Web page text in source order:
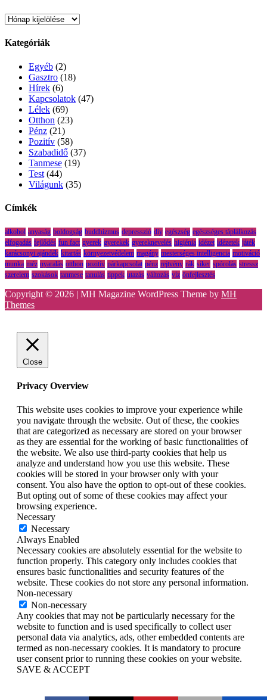
Archívum
Kategóriák
Egyéb (2)
Gasztro (18)
Hírek (6)
Kapcsolatok (47)
Lélek (69)
Otthon (23)
Pénz (21)
Pozitív (58)
Szabadidő (37)
Tanmese (19)
Test (44)
Világunk (35)
Címkék
alkohol anyaság boldogság buddhizmus depresszió diy egészség egészséges táplálkozás
elfogadás fejlődés fun fact gyerek gyerekek gyereknevelés higiénia idézet idézetek játék
karácsonyi ajándék kitartás környezetvédelem magány mesterséges intelligencia motiváció
munka méz nyaralás otthon pozitív párkapcsolat pénz rejtvény rák siker spórolás stressz
szerelem szokások tanmese tanulás tippek utazás változás víz önfejlesztés
Copyright © 2026 | MH Magazine WordPress Theme by MH
Themes
Close
Privacy Overview
This website uses cookies to improve your experience while
you navigate through the website. Out of these, the cookies
that are categorized as necessary are stored on your browser
as they are essential for the working of basic functionalities of
the website. We also use third-party cookies that help us
analyze and understand how you use this website. These
cookies will be stored in your browser only with your
consent. You also have the option to opt-out of these cookies.
But opting out of some of these cookies may affect your
browsing experience.
Necessary
Necessary
Always Enabled
Necessary cookies are absolutely essential for the website to
function properly. This category only includes cookies that
ensures basic functionalities and security features of the
website. These cookies do not store any personal information.
Non-necessary
Non-necessary
Any cookies that may not be particularly necessary for the
website to function and is used specifically to collect user
personal data via analytics, ads, other embedded contents are
termed as non-necessary cookies. It is mandatory to procure
user consent prior to running these cookies on your website.
SAVE & ACCEPT